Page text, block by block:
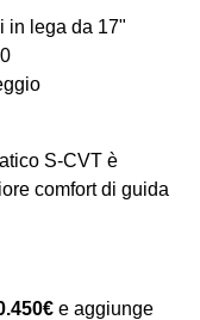
in lega da 17"
S-CVT è
comfort di guida
e aggiunge